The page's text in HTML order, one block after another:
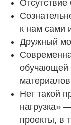
к нам сами
Дружный
обучающей
Нет такой
нагрузка»
проекты, в